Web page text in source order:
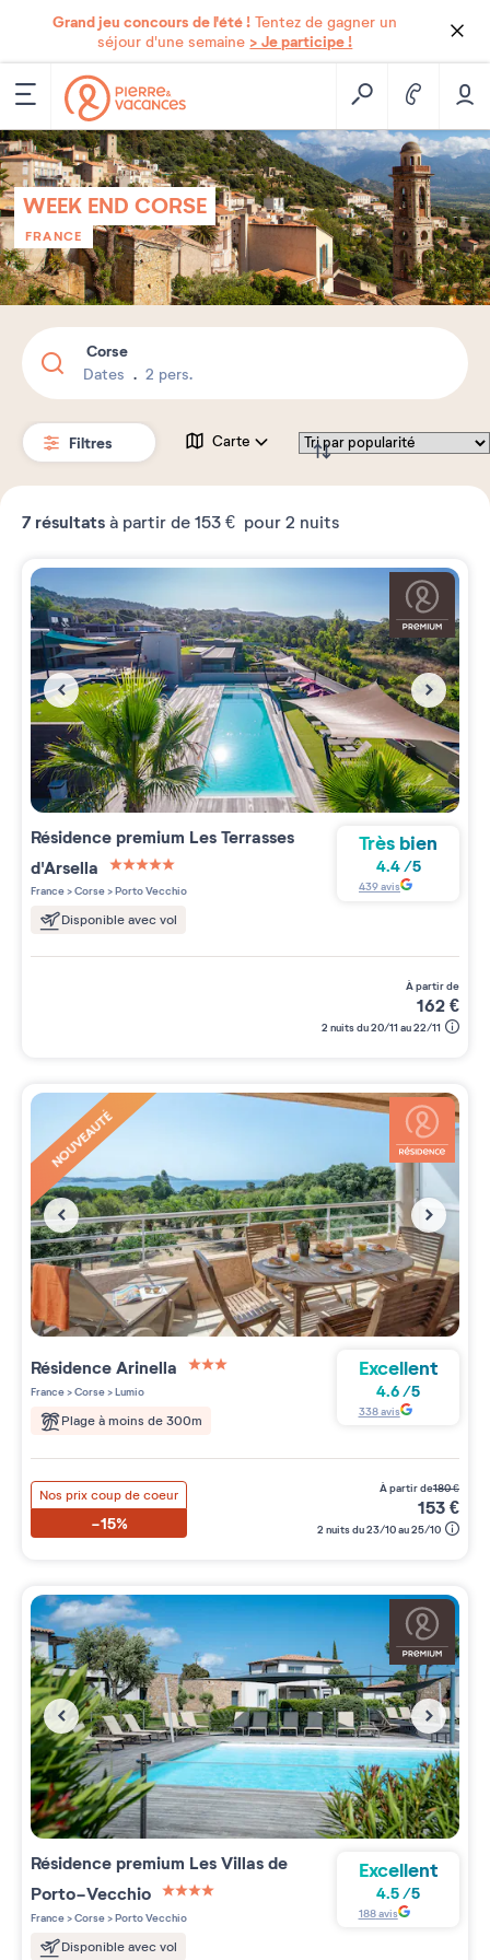
Grand jeu concours de l'été ! Tentez de gagner un
séjour d'une semaine > Je participe !
WEEK END CORSE
FRANCE
Corse
Dates 2 pers.
Filtres Carte
7 résultats à partir de 153 € pour 2 nuits
Résidence premium Les Terrasses
d'Arsella
5 étoiles sur 5
France>Corse>Porto Vecchio
Disponible avec vol
Très bien
4.4/5
439avis
à partir de
162€
2 nuits du 20/11 au 22/11
NOUVEAUTÉ
RésidenceArinella
France>Corse>Lumio
Plage à moins de 300m
Excellent
4.6/5
338avis
Nos prix coup de coeur
-15%
à partir de180€
153€
2 nuits du 23/10 au 25/10
Résidence premium Les Villas de
Porto-Vecchio
4 étoiles sur 5
France>Corse>Porto Vecchio
Disponible avec vol
Excellent
4.5/5
188avis